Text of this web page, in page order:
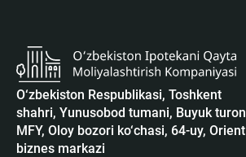
O‘zbekiston Respublikasi, Toshkent
shahri, Yunusobod tumani, Buyuk turon
MFY, Oloy bozori ko‘chasi, 64-uy, Orient
biznes markazi